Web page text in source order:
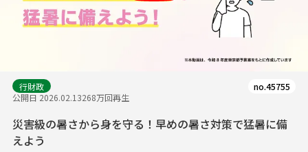
行財政
公開日 2026.02.13268万回再生
no.45755
災害級の暑さから身を守る！早めの暑さ対策で猛暑に備
えよう